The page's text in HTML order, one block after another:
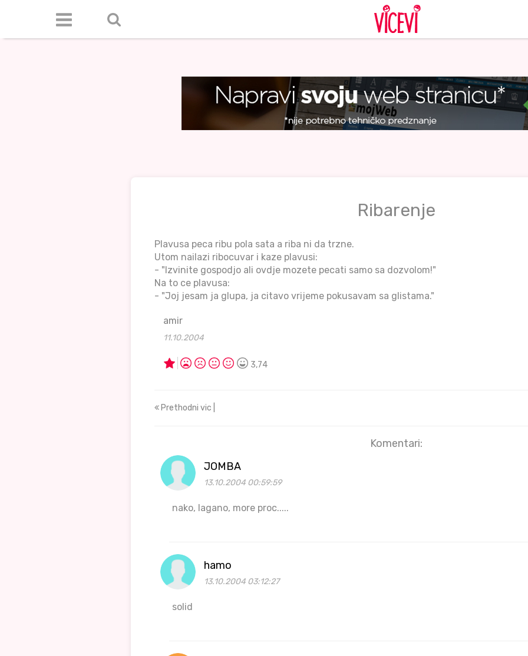
Ribarenje
Plavusa peca ribu pola sata a riba ni da trzne.
Utom nailazi ribocuvar i kaze plavusi:
- "Izvinite gospodjo ali ovdje mozete pecati samo sa dozvolom!"
Na to ce plavusa:
- "Joj jesam ja glupa, ja citavo vrijeme pokusavam sa glistama."
amir
11.10.2004
3,74
Prethodni vic |
Komentari:
JOMBA
13.10.2004 00:59:59
nako, lagano, more proc.....
hamo
13.10.2004 03:12:27
solid